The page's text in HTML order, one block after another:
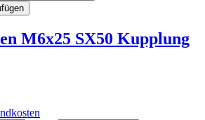
M6x25 SX50 Kupplung